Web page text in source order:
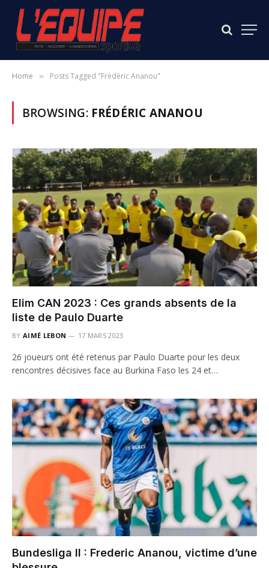
Home » Posts Tagged "Frédéric Ananou"
BROWSING: FRÉDÉRIC ANANOU
Elim CAN 2023 : Ces grands absents de la
liste de Paulo Duarte
BY AIMÉ LEBON 17 MARS 2023
26 joueurs ont été retenus par Paulo Duarte pour les deux
rencontres décisives face au Burkina Faso les 24 et…
Bundesliga II : Frederic Ananou, victime d’une